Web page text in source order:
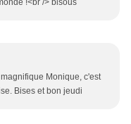
!<br /> bisous
Monique, c'est
Bises et bon jeudi